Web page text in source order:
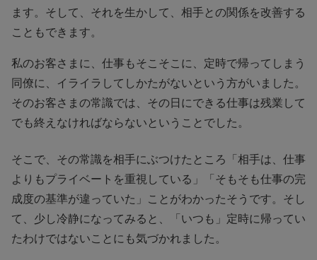
ます。そして、それを生かして、相手との関係を改善する
こともできます。
私のお客さまに、仕事もそこそこに、定時で帰ってしまう
同僚に、イライラしてしかたがないという方がいました。
そのお客さまの常識では、その日にできる仕事は残業して
でも終えなければならないということでした。
そこで、その常識を相手にぶつけたところ「相手は、仕事
よりもプライベートを重視している」「そもそも仕事の完
成度の基準が違っていた」ことがわかったそうです。そし
て、少し冷静になってみると、「いつも」定時に帰ってい
たわけではないことにも気づかれました。